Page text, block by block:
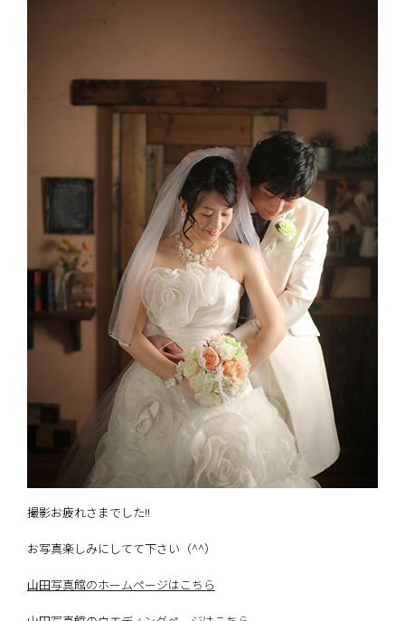
撮影お疲れさまでした!!
お写真楽しみにしてて下さい（^^）
山田写真館のホームページはこちら